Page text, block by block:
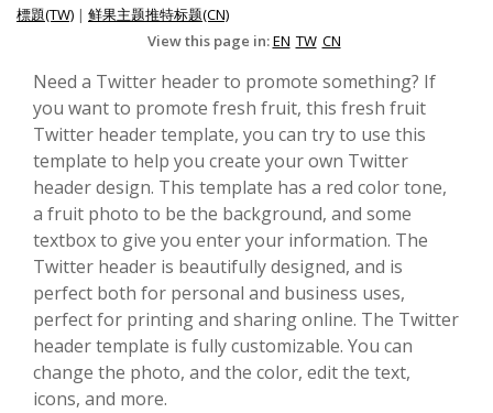
標題(TW) | 鲜果主题推特标题(CN)
View this page in:EN TW CN
Need a Twitter header to promote something? If
you want to promote fresh fruit, this fresh fruit
Twitter header template, you can try to use this
template to help you create your own Twitter
header design. This template has a red color tone,
a fruit photo to be the background, and some
textbox to give you enter your information. The
Twitter header is beautifully designed, and is
perfect both for personal and business uses,
perfect for printing and sharing online. The Twitter
header template is fully customizable. You can
change the photo, and the color, edit the text,
icons, and more.